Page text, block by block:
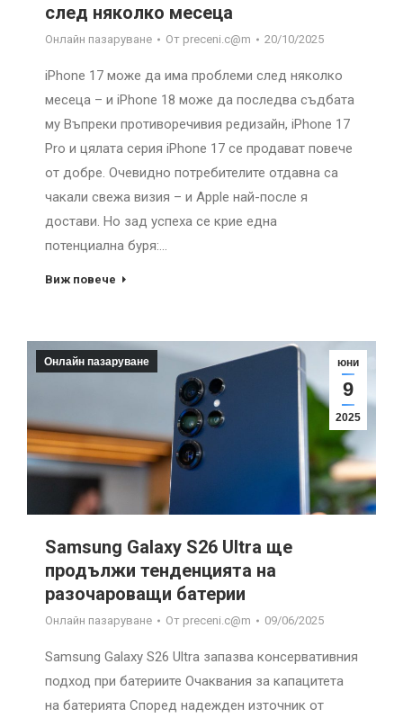
след няколко месеца
Онлайн пазаруване От preceni.c@m 20/10/2025
iPhone 17 може да има проблеми след няколко
месеца – и iPhone 18 може да последва съдбата
му Въпреки противоречивия редизайн, iPhone 17
Pro и цялата серия iPhone 17 се продават повече
от добре. Очевидно потребителите отдавна са
чакали свежа визия – и Apple най-после я
достави. Но зад успеха се крие една
потенциална буря:…
Виж повече
юни
9
2025
Онлайн пазаруване
Samsung Galaxy S26 Ultra ще
продължи тенденцията на
разочароващи батерии
Онлайн пазаруване От preceni.c@m 09/06/2025
Samsung Galaxy S26 Ultra запазва консервативния
подход при батериите Очаквания за капацитета
на батерията Според надежден източник от